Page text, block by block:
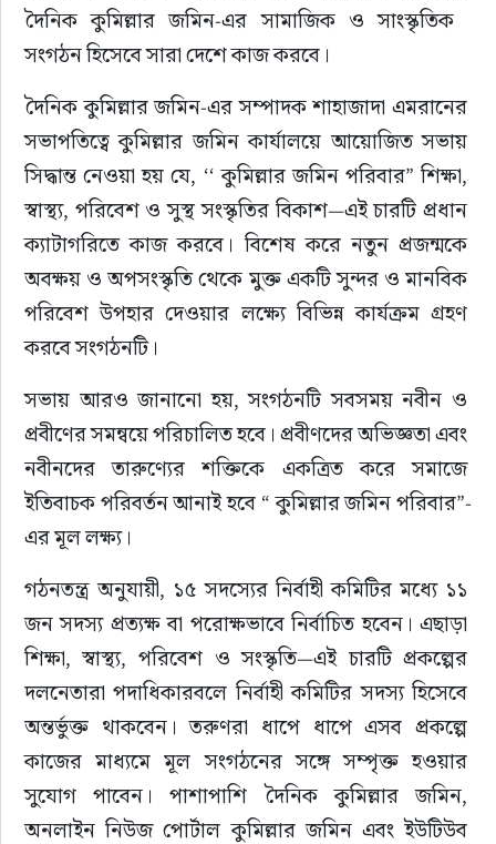
দৈনিক কুমিল্লার জমিন-এর সামাজিক ও সাংস্কৃতিক
সংগঠন হিসেবে সারা দেশে কাজ করবে।
দৈনিক কুমিল্লার জমিন-এর সম্পাদক শাহাজাদা এমরানের
সভাপতিত্বে কুমিল্লার জমিন কার্যালয়ে আয়োজিত সভায়
সিদ্ধান্ত নেওয়া হয় যে, ‘‘ কুমিল্লার জমিন পরিবার” শিক্ষা,
স্বাস্থ্য, পরিবেশ ও সুস্থ সংস্কৃতির বিকাশ—এই চারটি প্রধান
ক্যাটাগরিতে কাজ করবে। বিশেষ করে নতুন প্রজন্মকে
অবক্ষয় ও অপসংস্কৃতি থেকে মুক্ত একটি সুন্দর ও মানবিক
পরিবেশ উপহার দেওয়ার লক্ষ্যে বিভিন্ন কার্যক্রম গ্রহণ
করবে সংগঠনটি।
সভায় আরও জানানো হয়, সংগঠনটি সবসময় নবীন ও
প্রবীণের সমন্বয়ে পরিচালিত হবে। প্রবীণদের অভিজ্ঞতা এবং
নবীনদের তারুণ্যের শক্তিকে একত্রিত করে সমাজে
ইতিবাচক পরিবর্তন আনাই হবে “ কুমিল্লার জমিন পরিবার”-
এর মূল লক্ষ্য।
গঠনতন্ত্র অনুযায়ী, ১৫ সদস্যের নির্বাহী কমিটির মধ্যে ১১
জন সদস্য প্রত্যক্ষ বা পরোক্ষভাবে নির্বাচিত হবেন। এছাড়া
শিক্ষা, স্বাস্থ্য, পরিবেশ ও সংস্কৃতি—এই চারটি প্রকল্পের
দলনেতারা পদাধিকারবলে নির্বাহী কমিটির সদস্য হিসেবে
অন্তর্ভুক্ত থাকবেন। তরুণরা ধাপে ধাপে এসব প্রকল্পে
কাজের মাধ্যমে মূল সংগঠনের সঙ্গে সম্পৃক্ত হওয়ার
সুযোগ পাবেন। পাশাপাশি দৈনিক কুমিল্লার জমিন,
অনলাইন নিউজ পোর্টাল কুমিল্লার জমিন এবং ইউটিউব